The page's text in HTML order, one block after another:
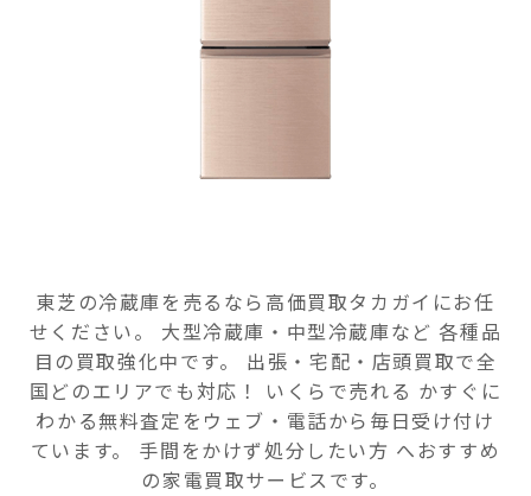
東芝の冷蔵庫を売るなら高価買取タカガイにお任
せください。 大型冷蔵庫・中型冷蔵庫など 各種品
目の買取強化中です。 出張・宅配・店頭買取で全
国どのエリアでも対応！ いくらで売れる かすぐに
わかる無料査定をウェブ・電話から毎日受け付け
ています。 手間をかけず処分したい方 へおすすめ
の家電買取サービスです。